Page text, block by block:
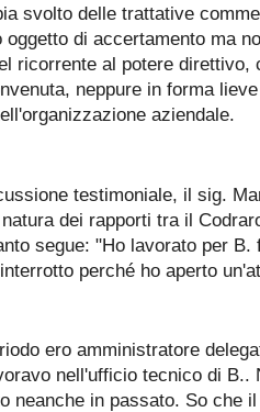
svolto delle trattative
oggetto di accertamento ma
ricorrente al potere direttivo,
neppure in forma
aziendale.
testimoniale, il sig.
dei rapporti tra il
segue: "Ho lavorato per
perché ho aperto
ero amministratore
nell'ufficio tecnico di B..
neanche in passato. So che